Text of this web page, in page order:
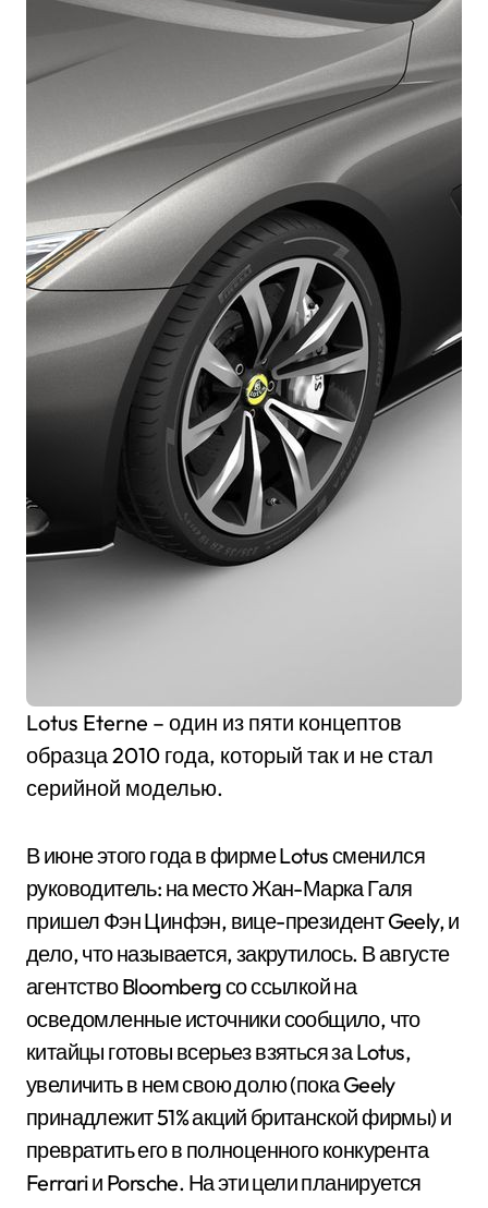
Lotus Eterne – один из пяти концептов
образца 2010 года, который так и не стал
серийной моделью.
В июне этого года в фирме Lotus сменился
руководитель: на место Жан-Марка Галя
пришел Фэн Цинфэн, вице-президент Geely, и
дело, что называется, закрутилось. В августе
агентство Bloomberg со ссылкой на
осведомленные источники сообщило, что
китайцы готовы всерьез взяться за Lotus,
увеличить в нем свою долю (пока Geely
принадлежит 51% акций британской фирмы) и
превратить его в полноценного конкурента
Ferrari и Porsche. На эти цели планируется